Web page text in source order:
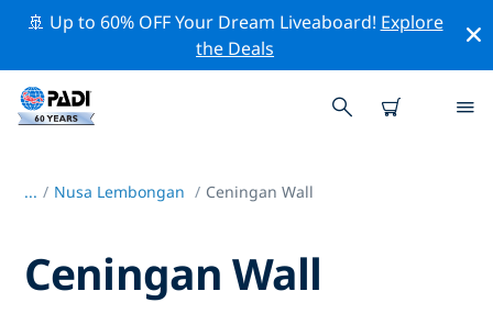
🚢 Up to 60% OFF Your Dream Liveaboard! Explore
the Deals
... / Nusa Lembongan Ceningan Wall
Ceningan Wall